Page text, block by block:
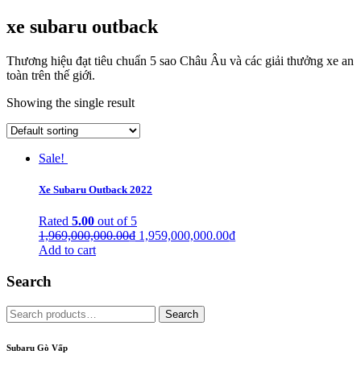
xe subaru outback
Thương hiệu đạt tiêu chuẩn 5 sao Châu Âu và các giải thưởng xe an
toàn trên thế giới.
Showing the single result
Sale!
Xe Subaru Outback 2022
Rated 5.00 out of 5
1,969,000,000.00₫ 1,959,000,000.00₫
Add to cart
Search
Search
for:
Search
Subaru Gò Vấp